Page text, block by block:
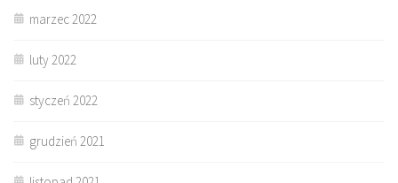
marzec 2022
luty 2022
styczeń 2022
grudzień 2021